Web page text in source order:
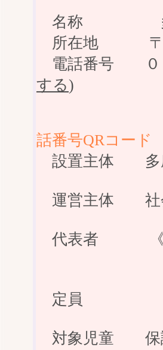
名称 多摩
所在地 〒
電話番号 ０４
する)
話番号QRコード
設置主体 多
運営主体 社
代表者 《
《施設
定員 ５
対象児童 保護